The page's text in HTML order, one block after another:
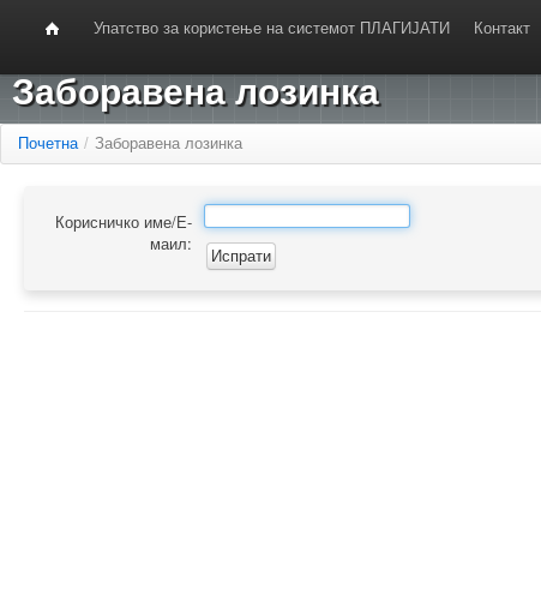
Упатство за користење на системот ПЛАГИЈАТИ Контакт
Заборавена лозинка
Почетна / Заборавена лозинка
Корисничко име/Е-
маил: